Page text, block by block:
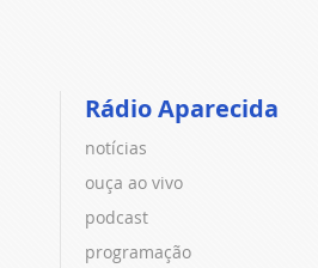
Rádio Aparecida
notícias
ouça ao vivo
podcast
programação